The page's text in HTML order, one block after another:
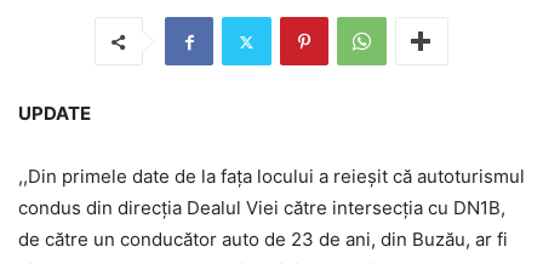
UPDATE
,,Din primele date de la fața locului a reieșit că autoturismul
condus din direcția Dealul Viei către intersecția cu DN1B,
de către un conducător auto de 23 de ani, din Buzău, ar fi